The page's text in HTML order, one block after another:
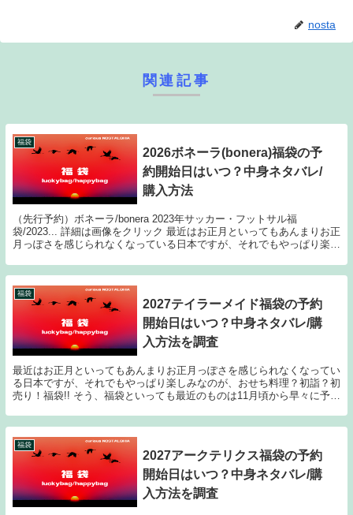
nosta
関連記事
福袋
2026ボネーラ(bonera)福袋の予
約開始日はいつ？中身ネタバレ/
購入方法
（先行予約）ボネーラ/bonera 2023年サッカー・フットサル福
袋/2023... 詳細は画像をクリック 最近はお正月といってもあんまりお正
月っぽさを感じられなくなっている日本ですが、それでもやっぱり楽し
福袋
2027テイラーメイド福袋の予約
開始日はいつ？中身ネタバレ/購
入方法を調査
最近はお正月といってもあんまりお正月っぽさを感じられなくなってい
る日本ですが、それでもやっぱり楽しみなのが、おせち料理？初詣？初
売り！福袋!! そう、福袋といっても最近のものは11月頃から早々に予約
福袋
2027アークテリクス福袋の予約
開始日はいつ？中身ネタバレ/購
入方法を調査